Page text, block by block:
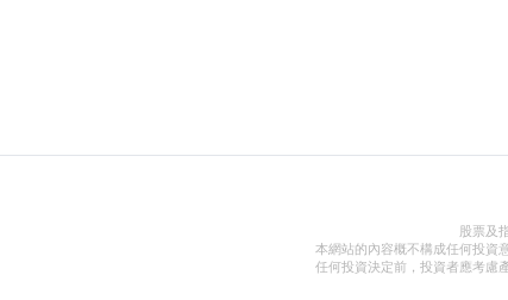
股票及
本網站的內容概不構成任何投資
任何投資決定前，投資者應考慮